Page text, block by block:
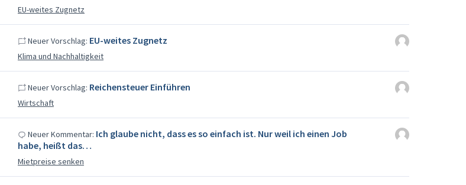
EU-weites Zugnetz
Neuer Vorschlag: EU-weites Zugnetz
Klima und Nachhaltigkeit
Neuer Vorschlag: Reichensteuer Einführen
Wirtschaft
Neuer Kommentar: Ich glaube nicht, dass es so einfach ist. Nur weil ich einen Job
habe, heißt das…
Mietpreise senken